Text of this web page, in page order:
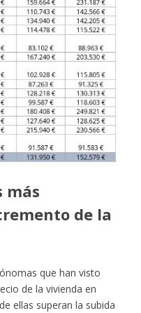
más
de la
que han visto
de la vivienda en
ellas superan la subida